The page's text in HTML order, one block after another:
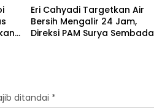
Eri Cahyadi Targetkan Air
Bersih Mengalir 24 Jam,
Direksi PAM Surya Sembada
ditandai *